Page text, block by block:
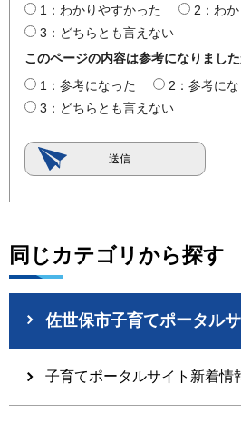
1：わかりやすかった
2：わ
3：どちらとも言えない
このページの内容は参考になりました
1：参考になった
2：参考に
3：どちらとも言えない
同じカテゴリから探す
佐世保市子育てポータル
子育てポータルサイト新着情